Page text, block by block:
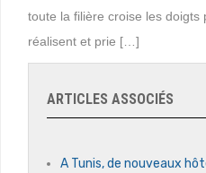
toute la filière croise les doigts
réalisent et prie […]
ARTICLES ASSOCIÉS
A Tunis, de nouveaux